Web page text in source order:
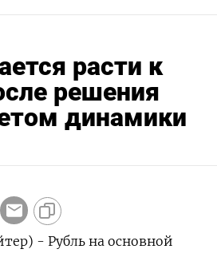
расти к
решения
динамики
- Рубль на основной